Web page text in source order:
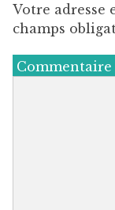
Votre adresse
champs
Commentaire